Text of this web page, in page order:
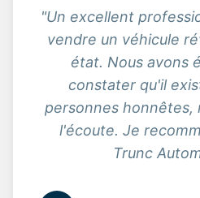
"Un excellent
vendre un véhicule
état. Nous avons
constater qu'il
personnes honnêtes,
l'écoute. Je
Trunc